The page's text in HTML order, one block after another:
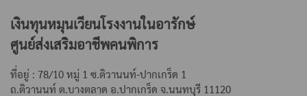
เงินทุนหมุนเวียนโรงงานในอารักษ์
ศูนย์ส่งเสริมอาชีพคนพิการ
ที่อยู่ : 78/10 หมู่ 1 ซ.ติวานนท์-ปากเกร็ด 1
ถ.ติวานนท์ ต.บางตลาด อ.ปากเกร็ด จ.นนทบุรี 11120